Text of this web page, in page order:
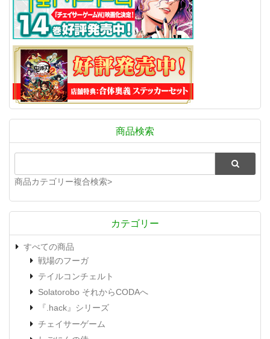
商品検索
商品カテゴリー複合検索>
カテゴリー
すべての商品
戦場のフーガ
テイルコンチェルト
Solatorobo それからCODAへ
『.hack』シリーズ
チェイサーゲーム